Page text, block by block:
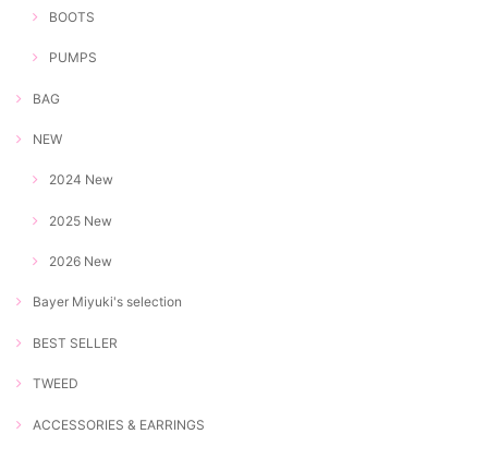
BOOTS
PUMPS
BAG
NEW
2024 New
2025 New
2026 New
Bayer Miyuki's selection
BEST SELLER
TWEED
ACCESSORIES & EARRINGS